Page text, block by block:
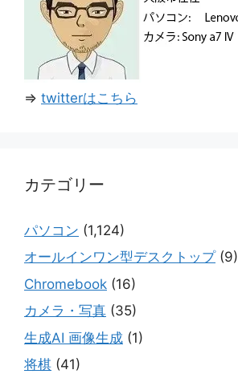
⇒ twitterはこちら
カテゴリー
パソコン (1,124)
オールインワン型デスクトップ(9)
Chromebook (16)
カメラ・写真 (35)
生成AI 画像生成 (1)
将棋 (41)